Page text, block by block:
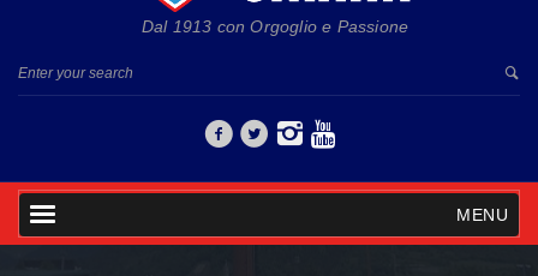
Dal 1913 con Orgoglio e Passione
MENU